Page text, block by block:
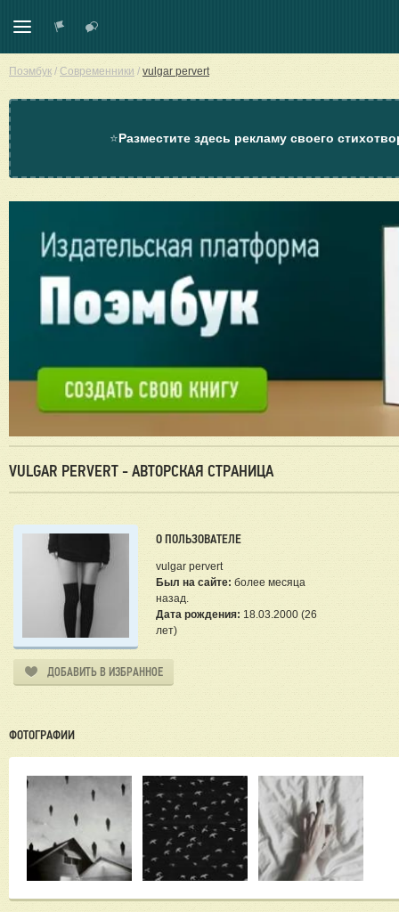
Поэмбук / Современники / vulgar pervert
⭐Разместите здесь рекламу своего
VULGAR PERVERT - АВТОРСКАЯ СТРАНИЦА
О ПОЛЬЗОВАТЕЛЕ
vulgar pervert
Был на сайте: более месяца
назад.
Дата рождения: 18.03.2000 (26
лет)
ДОБАВИТЬ В ИЗБРАННОЕ
ФОТОГРАФИИ